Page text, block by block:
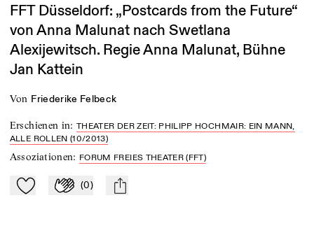
FFT Düsseldorf: „Postcards from the Future“
von Anna Malunat nach Swetlana
Alexijewitsch. Regie Anna Malunat, Bühne
Jan Kattein
von Friederike Felbeck
Erschienen in:THEATER DER ZEIT: PHILIPP HOCHMAIR: EIN MANN,
ALLE ROLLEN (10/2013)
Assoziationen: FORUM FREIES THEATER (FFT)
Zu Mein-TdZ hinzufügen
Applaudieren
(0) mail